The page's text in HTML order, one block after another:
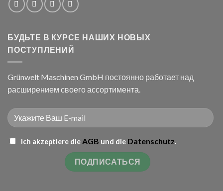
БУДЬТЕ В КУРСЕ НАШИХ НОВЫХ
ПОСТУПЛЕНИЙ
Grünwelt Maschinen GmbH постоянно работает над
расширением своего ассортимента.
Ich akzeptiere dieAGB und die Datenschutz.